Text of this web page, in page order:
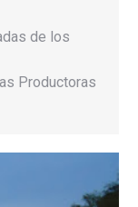
de los
Productoras